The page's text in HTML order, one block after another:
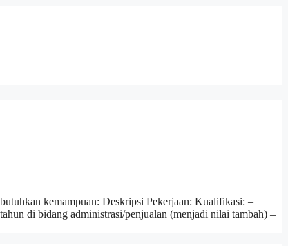
kemampuan: Deskripsi Pekerjaan: Kualifikasi: –
di bidang administrasi/penjualan (menjadi nilai tambah) –